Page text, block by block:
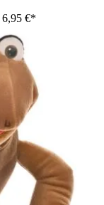
6,95 €*